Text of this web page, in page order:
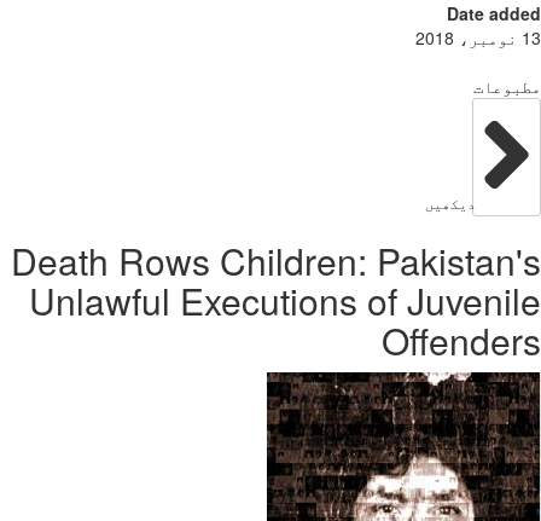
Date
دیکھیں
Death Rows Children:
Unlawful Executions of